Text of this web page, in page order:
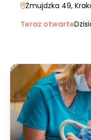
Żmujdzka 49,
Teraz otwarte